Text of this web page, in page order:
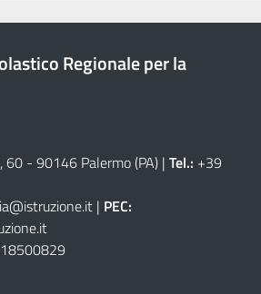
Regionale per la
60 - 90146 Palermo (PA) | Tel.: +39
| PEC: